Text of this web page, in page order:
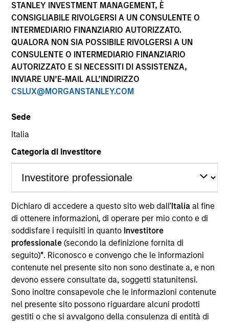
STANLEY INVESTMENT MANAGEMENT, È
CONSIGLIABILE RIVOLGERSI A UN CONSULENTE O
INTERMEDIARIO FINANZIARIO AUTORIZZATO.
QUALORA NON SIA POSSIBILE RIVOLGERSI A UN
CONSULENTE O INTERMEDIARIO FINANZIARIO
AUTORIZZATO E SI NECESSITI DI ASSISTENZA,
INVIARE UN’E-MAIL ALL’INDIRIZZO
CSLUX@MORGANSTANLEY.COM
Sede
Italia
Categoria di investitore
Dichiaro di accedere a questo sito web dall’Italia al fine
di ottenere informazioni, di operare per mio conto e di
soddisfare i requisiti in quanto Investitore
professionale(secondo la definizione fornita di
seguito)*. Riconosco e convengo che le informazioni
contenute nel presente sito non sono destinate a, e non
devono essere consultate da, soggetti statunitensi.
Sono inoltre consapevole che le informazioni contenute
nel presente sito possono riguardare alcuni prodotti
gestiti o che si avvalgono della consulenza di entità di
YEARS OF INDUSTRY EXPERIENCE
8 Years
Greg is an ESG portfolio specialist on the
International Equity team, based in London. He
joined Morgan Stanley in 2022 and has six years of
industry experience. Prior to joining the firm, he
worked as an ESG investment director at Aviva
Investors. He holds a BSc (Hons) in Economics from
the University of Birmingham.